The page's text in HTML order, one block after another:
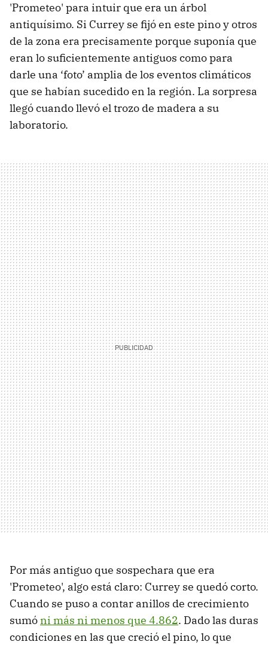
'Prometeo' para intuir que era un árbol
antiquísimo. Si Currey se fijó en este pino y otros
de la zona era precisamente porque suponía que
eran lo suficientemente antiguos como para
darle una ‘foto’ amplia de los eventos climáticos
que se habían sucedido en la región. La sorpresa
llegó cuando llevó el trozo de madera a su
laboratorio.
Por más antiguo que sospechara que era
'Prometeo', algo está claro: Currey se quedó corto.
Cuando se puso a contar anillos de crecimiento
sumóni más ni menos que 4.862. Dado las duras
condiciones en las que creció el pino, lo que